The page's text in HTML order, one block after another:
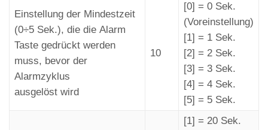
Einstellung der Mindestzeit
(0÷5 Sek.), die die Alarm
Taste gedrückt werden
muss, bevor der
Alarmzyklus
ausgelöst wird
10
[0] = 0 Sek.
(Voreinstellung)
[1] = 1 Sek.
[2] = 2 Sek.
[3] = 3 Sek.
[4] = 4 Sek.
[5] = 5 Sek.
[1] = 20 Sek.